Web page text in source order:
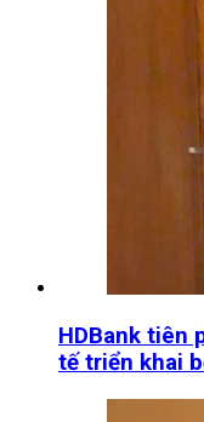
HDBank tiên
tế triển khai